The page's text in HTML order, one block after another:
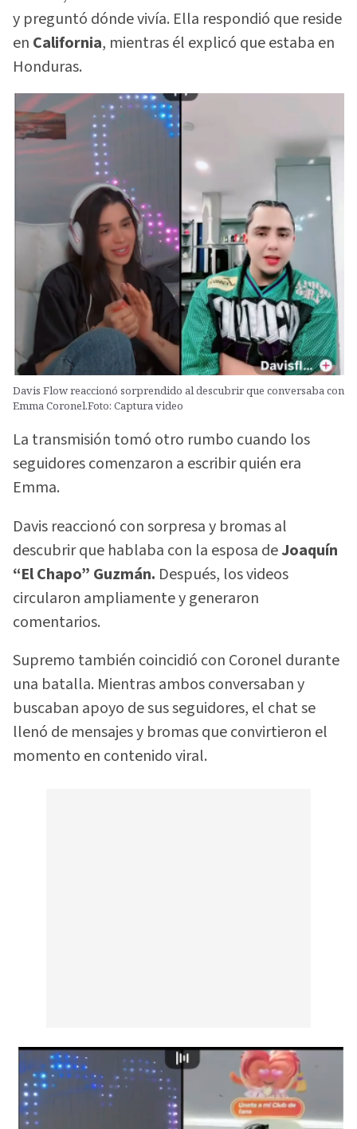
y preguntó dónde vivía. Ella respondió que reside
en California, mientras él explicó que estaba en
Honduras.
Davis Flow reaccionó sorprendido al descubrir que conversaba con
Emma Coronel.Foto: Captura video
La transmisión tomó otro rumbo cuando los
seguidores comenzaron a escribir quién era
Emma.
Davis reaccionó con sorpresa y bromas al
descubrir que hablaba con la esposa deJoaquín
“El Chapo” Guzmán. Después, los videos
circularon ampliamente y generaron
comentarios.
Supremo también coincidió con Coronel durante
una batalla. Mientras ambos conversaban y
buscaban apoyo de sus seguidores, el chat se
llenó de mensajes y bromas que convirtieron el
momento en contenido viral.